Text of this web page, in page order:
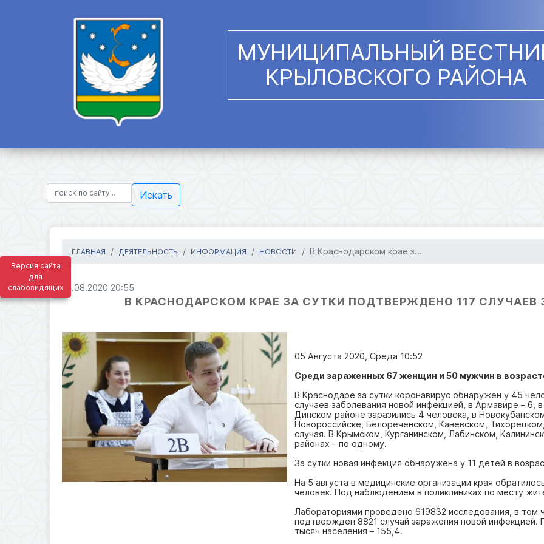
Версия сайта
для
слабовидящих
МУНИЦИПАЛЬНЫЙ
КРЫЛОВСКОГО РАЙОНА
Искать
ГЛАВНАЯ ДЕЯТЕЛЬНОСТЬ ИНФОРМАЦИЯ НОВОСТИ В Краснодарском крае з...
13.08.2020 20:55
В КРАСНОДАРСКОМ КРАЕ ЗА СУТКИ ПОДТВЕРЖДЕНО 117 СЛУЧАЕВ
05 Августа 2020, Среда 10:52
Среди зараженных 67 женщин и 50 мужчин в
В Краснодаре за сутки коронавирус обнаружен у 45
случаев заболевания новой инфекцией, в Армавире – 6,
Динском районе заразились 4 человека, в
Новороссийске, Белореченском, Каневском,
случая. В Крымском, Курганинском, Лабинском,
районах – по одному.
За сутки новая инфекция обнаружена у 11 детей в
На 5 августа в медицинские организации края
человек. Под наблюдением в поликлиниках по месту
Лабораториями проведено 619832 исследования, в том
подтвержден 8821 случай заражения новой инфекцией.
тысяч населения – 155,4.